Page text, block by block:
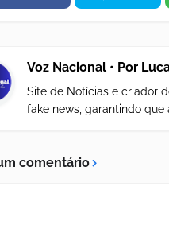
Voz Nacional • Por
Site de Notícias e criador
fake news, garantindo
comentário